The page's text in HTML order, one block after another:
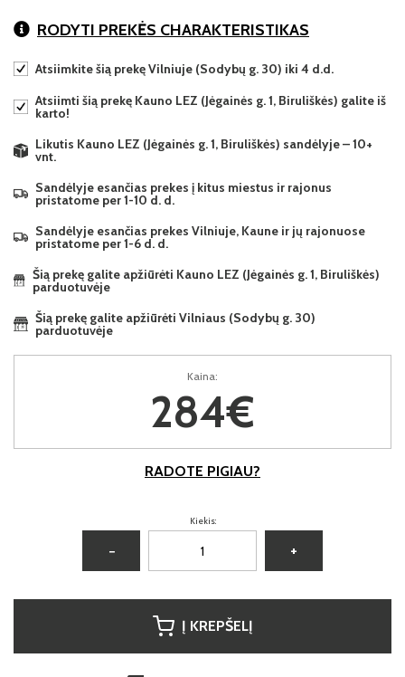
RODYTI PREKĖS CHARAKTERISTIKAS
Atsiimkite šią prekę Vilniuje (Sodybų g. 30) iki 4 d.d.
Atsiimti šią prekę Kauno LEZ (Jėgainės g. 1, Biruliškės) galite iš
karto!
Likutis Kauno LEZ (Jėgainės g. 1, Biruliškės) sandėlyje – 10+
vnt.
Sandėlyje esančias prekes į kitus miestus ir rajonus
pristatome per 1-10 d. d.
Sandėlyje esančias prekes Vilniuje, Kaune ir jų rajonuose
pristatome per 1-6 d. d.
Šią prekę galite apžiūrėti Kauno LEZ (Jėgainės g. 1, Biruliškės)
parduotuvėje
Šią prekę galite apžiūrėti Vilniaus (Sodybų g. 30)
parduotuvėje
Kaina:
284€
RADOTE PIGIAU?
Kiekis:
− +
Į KREPŠELĮ